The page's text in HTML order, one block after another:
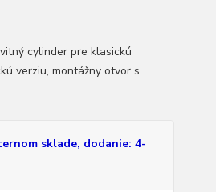
cylinder pre klasickú
verziu, montážny otvor s
sklade, dodanie: 4-